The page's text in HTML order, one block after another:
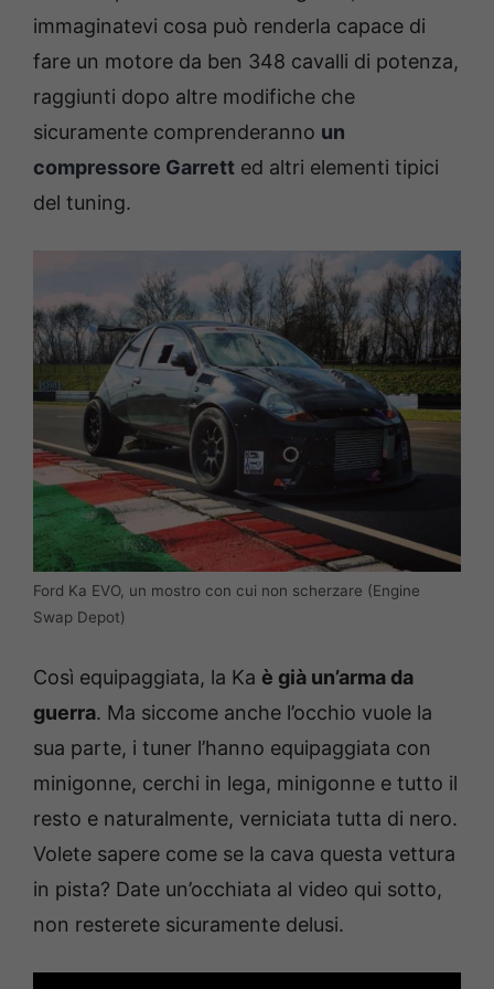
immaginatevi cosa può renderla capace di
fare un motore da ben 348 cavalli di potenza,
raggiunti dopo altre modifiche che
sicuramente comprenderanno un
compressore Garrett ed altri elementi tipici
del tuning.
Ford Ka EVO, un mostro con cui non scherzare (Engine
Swap Depot)
Così equipaggiata, la Ka è già un’arma da
guerra. Ma siccome anche l’occhio vuole la
sua parte, i tuner l’hanno equipaggiata con
minigonne, cerchi in lega, minigonne e tutto il
resto e naturalmente, verniciata tutta di nero.
Volete sapere come se la cava questa vettura
in pista? Date un’occhiata al video qui sotto,
non resterete sicuramente delusi.